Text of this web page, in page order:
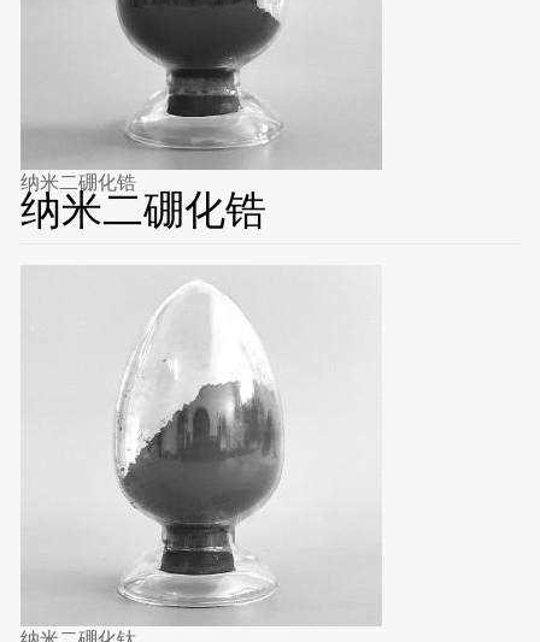
纳米二硼化锆
纳米二硼化锆